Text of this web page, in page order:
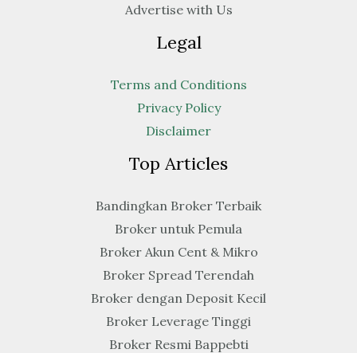
Advertise with Us
Legal
Terms and Conditions
Privacy Policy
Disclaimer
Top Articles
Bandingkan Broker Terbaik
Broker untuk Pemula
Broker Akun Cent & Mikro
Broker Spread Terendah
Broker dengan Deposit Kecil
Broker Leverage Tinggi
Broker Resmi Bappebti